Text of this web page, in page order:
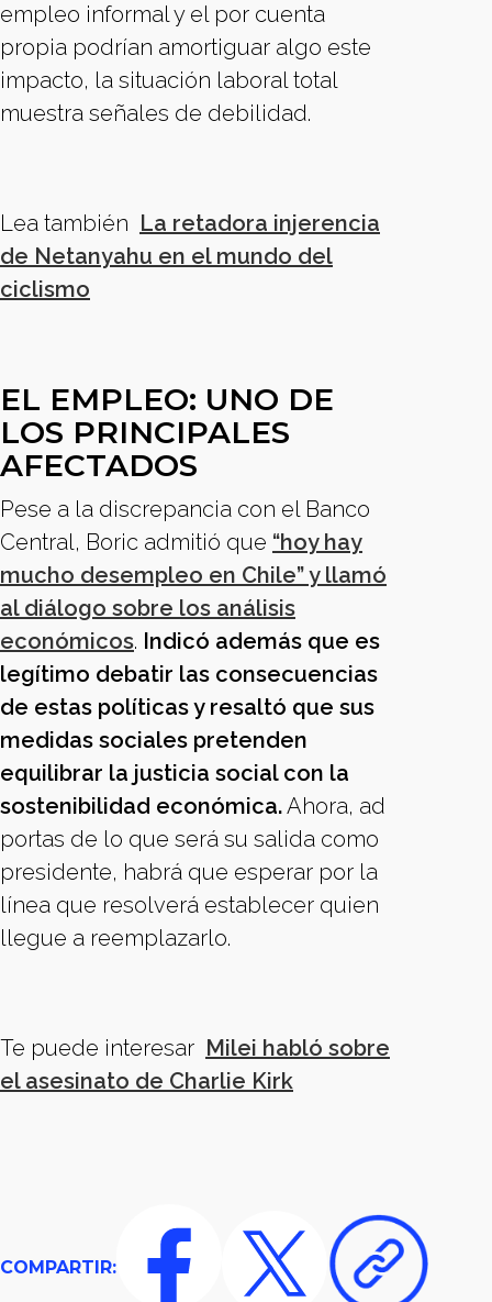
empleo informal y el por cuenta
propia podrían amortiguar algo este
impacto, la situación laboral total
muestra señales de debilidad.
Lea también La retadora injerencia
de Netanyahu en el mundo del
ciclismo
EL EMPLEO: UNO DE
LOS PRINCIPALES
AFECTADOS
Pese a la discrepancia con el Banco
Central, Boric admitió que “hoy hay
mucho desempleo en Chile” y llamó
al diálogo sobre los análisis
económicos. Indicó además que es
legítimo debatir las consecuencias
de estas políticas y resaltó que sus
medidas sociales pretenden
equilibrar la justicia social con la
sostenibilidad económica.Ahora, ad
portas de lo que será su salida como
presidente, habrá que esperar por la
línea que resolverá establecer quien
llegue a reemplazarlo.
Te puede interesar Milei habló sobre
el asesinato de Charlie Kirk
COMPARTIR: